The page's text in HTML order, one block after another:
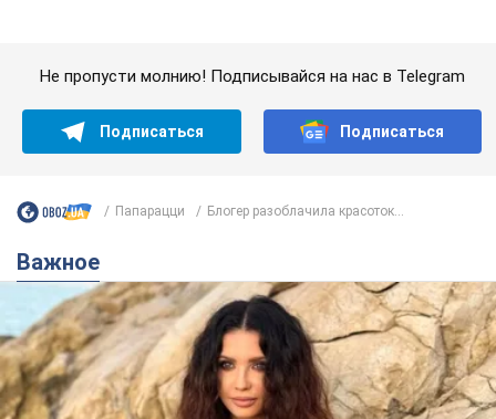
Не пропусти молнию! Подписывайся на нас в Telegram
Подписаться Подписаться
Папарацци Блогер разоблачила красоток...
Важное